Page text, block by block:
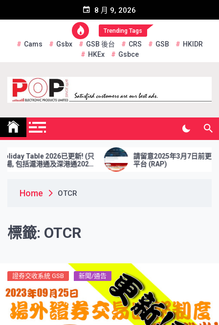
8 月 9, 2026
Trending Tags
Cams Gsbx GSB 後台 CRS GSB
HKIDR
HKEx
Gsbce
Pop Electronic Products
Limited
Table 2026已更新! (只
包括滬港通及深港通2026
請留意2025年3月7日前更新 報
平台 (RAP)
Home OTCR
標籤: OTCR
證券交收系統 GSB 新聞/通告